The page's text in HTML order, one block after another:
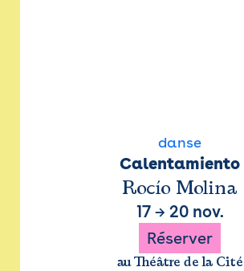
danse
Calentamiento
Rocío Molina
17→ 20 nov.
Réserver
au Théâtre de la Cité